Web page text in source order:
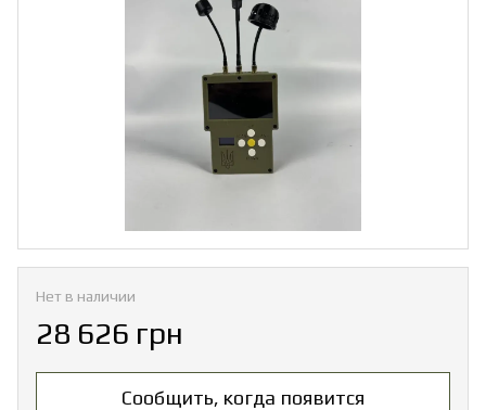
Нет в наличии
28 626 грн
Сообщить, когда появится